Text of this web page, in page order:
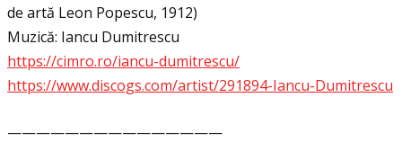
de artă Leon Popescu, 1912)
Muzică: Iancu Dumitrescu
https://cimro.ro/iancu-dumitrescu/
https://www.discogs.com/artist/291894-Iancu-Dumitrescu
———————————————